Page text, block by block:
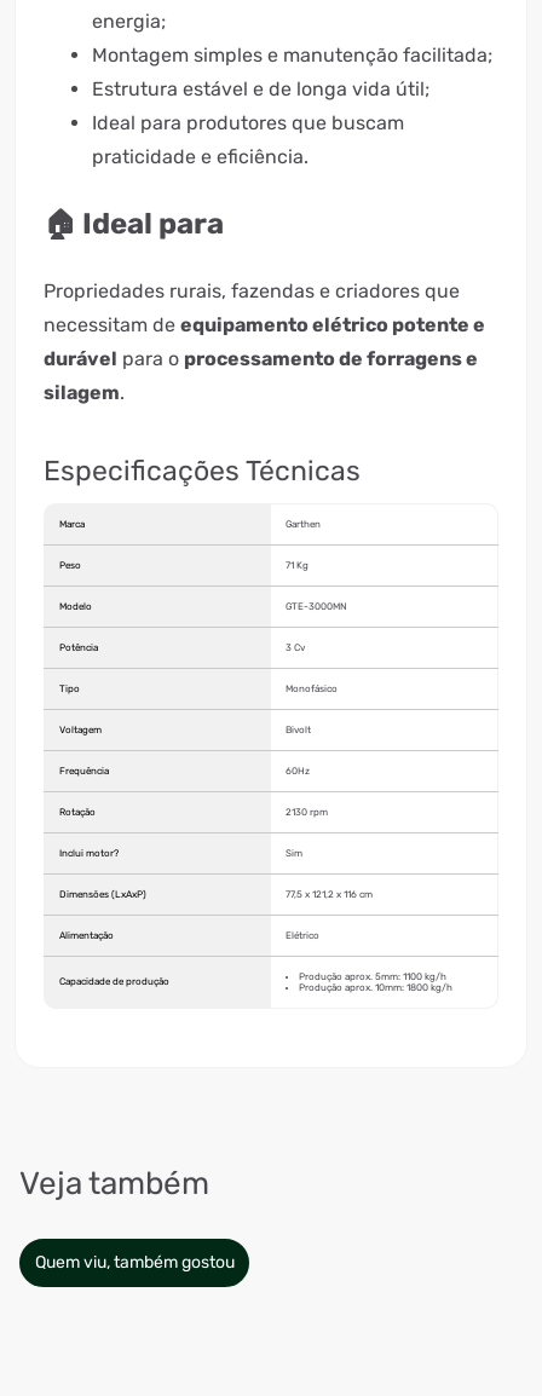
energia;
Montagem simples e manutenção facilitada;
Estrutura estável e de longa vida útil;
Ideal para produtores que buscam
praticidade e eficiência.
🏠 Ideal para
Propriedades rurais, fazendas e criadores que
necessitam de equipamento elétrico potente e
durável para o processamento de forragens e
silagem.
Especificações Técnicas
Marca Garthen
Peso 71 Kg
Modelo GTE-3000MN
Potência 3 Cv
Tipo Monofásico
Voltagem Bivolt
Frequência 60Hz
Rotação 2130 rpm
Inclui motor? Sim
Dimensões (LxAxP) 77,5 x 121,2 x 116 cm
Alimentação Elétrico
Capacidade de produção
Produção aprox. 5mm: 1100 kg/h
Produção aprox. 10mm: 1800 kg/h
Veja também
Quem viu, também gostou